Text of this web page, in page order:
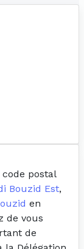
postal
Bouzid Est,
en
de vous
de